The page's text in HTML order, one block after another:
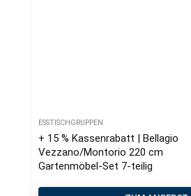
ESSTISCHGRUPPEN
+ 15 % Kassenrabatt | Bellagio
Vezzano/Montorio 220 cm
Gartenmöbel-Set 7-teilig